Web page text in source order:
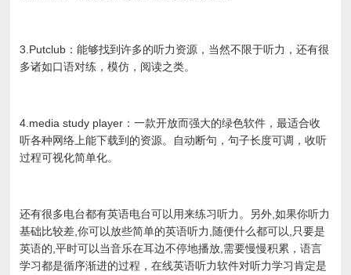
3.Putclub：能够找到许多的听力资源，当然不限于听力，还有很
多诸如口语对练，模仿，阅读之类。
4.media study player：一款开放而强大的绿色软件，最适合收
听各种网络上能下载到的资源。自动断句，句子长度可调，收听
过程可视化简单化。
还有很多电台都有英语电台可以用来练习听力。另外,如果你听力
基础比较差,你可以放些简单的英语听力,随便什么都可以,只要是
英语的,平时可以当音乐在耳边不停地播放,需要慢慢积累，语言
学习都是循序渐进的过程，在线英语听力软件对听力学习肯定是